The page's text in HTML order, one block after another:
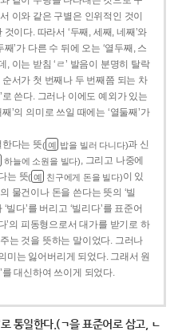
이와 같은 구별은 인위적인 것이
이다. 따라서 ‘두째, 세째, 네째’와
’가 다른 수 뒤에 오는 ‘열두째, 스
, 이는 받침 ‘ㄹ’ 발음이 분명히 탈락
서가 첫 번째나 두 번째쯤 되는 차
로 쓴다. 그러나 이에도 예외가 있는
’의 의미로 쓰일 때에는 ‘열둘째’가
다는 뜻( 예 밥을 빌러 다니다)과 신
하늘에 소원을 빌다), 그리고 나중에
는 뜻( 예 친구에게 돈을 빌다)이 있
물건이나 돈을 쓴다는 뜻의 ‘빌
빌다’를 버리고 ‘빌리다’를 표준어
’의 피동형으로서 대가를 받기로 하
는 것을 뜻하는 말이었다. 그러나
미는 잃어버리게 되었다. 그래서 원
를 대신하여 쓰이게 되었다.
통일한다.(ㄱ을 표준어로 삼고, ㄴ